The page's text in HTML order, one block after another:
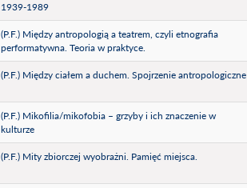
1939-1989
(P.F.) Między antropologią a teatrem, czyli etnografia
performatywna. Teoria w praktyce.
(P.F.) Między ciałem a duchem. Spojrzenie antropologiczne
(P.F.) Mikofilia/mikofobia – grzyby i ich znaczenie w
kulturze
(P.F.) Mity zbiorczej wyobrażni. Pamięć miejsca.